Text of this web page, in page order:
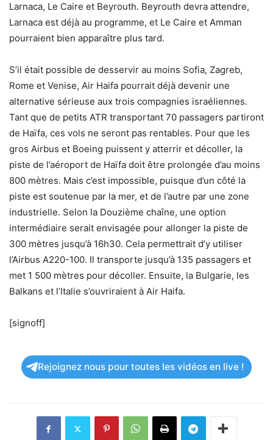
Larnaca, Le Caire et Beyrouth. Beyrouth devra attendre,
Larnaca est déjà au programme, et Le Caire et Amman
pourraient bien apparaître plus tard.
S’il était possible de desservir au moins Sofia, Zagreb,
Rome et Venise, Air Haifa pourrait déjà devenir une
alternative sérieuse aux trois compagnies israéliennes.
Tant que de petits ATR transportant 70 passagers partiront
de Haïfa, ces vols ne seront pas rentables. Pour que les
gros Airbus et Boeing puissent y atterrir et décoller, la
piste de l’aéroport de Haïfa doit être prolongée d’au moins
800 mètres. Mais c’est impossible, puisque d’un côté la
piste est soutenue par la mer, et de l’autre par une zone
industrielle. Selon la Douzième chaîne, une option
intermédiaire serait envisagée pour allonger la piste de
300 mètres jusqu’à 16h30. Cela permettrait d’y utiliser
l’Airbus A220-100. Il transporte jusqu’à 135 passagers et
met 1 500 mètres pour décoller. Ensuite, la Bulgarie, les
Balkans et l’Italie s’ouvriraient à Air Haifa.
[signoff]
Rejoignez nous pour toutes les vidéos en live !